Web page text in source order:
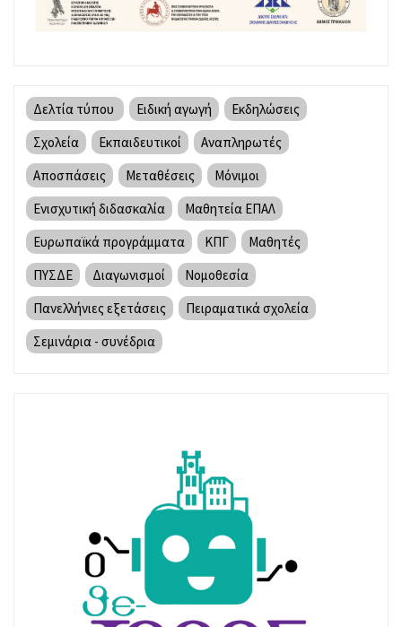
Δελτία τύπου Ειδική αγωγή
Εκδηλώσεις
Σχολεία
Εκπαιδευτικοί
Αναπληρωτές
Αποσπάσεις
Μεταθέσεις
Μόνιμοι
Ενισχυτική διδασκαλία
Μαθητεία ΕΠΑΛ
Ευρωπαϊκά προγράμματα
ΚΠΓ
Μαθητές
ΠΥΣΔΕ
Διαγωνισμοί
Νομοθεσία
Πανελλήνιες εξετάσεις
Πειραματικά σχολεία
Σεμινάρια - συνέδρια